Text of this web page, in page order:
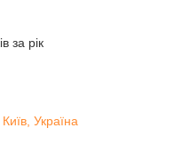
за рік
Україна